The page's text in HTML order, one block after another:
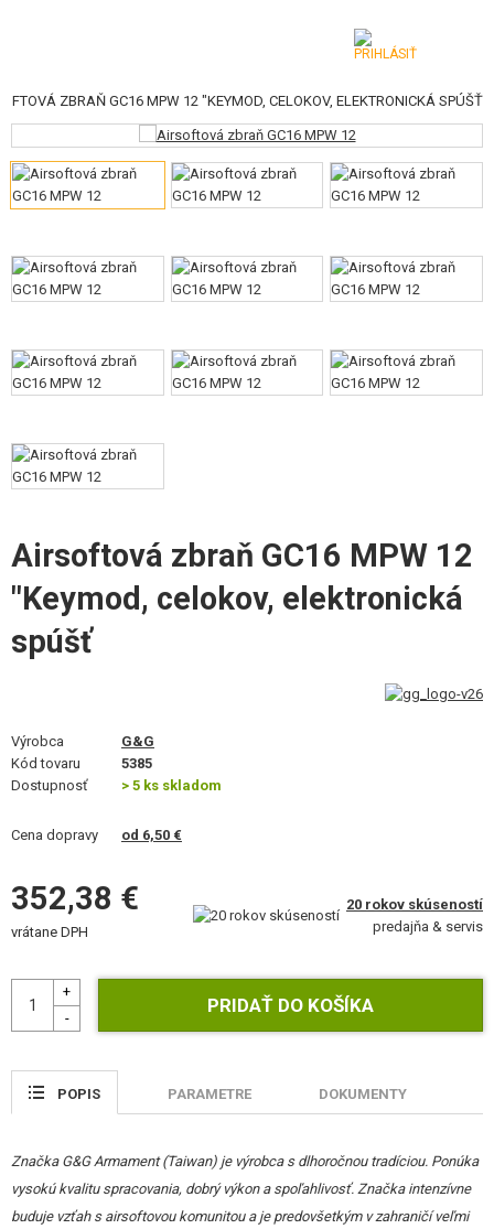
KATEGÓRIE
AIRSOFTOVÉ ZBRANE
VZDUCHOVÉ ZBRANE, PRAKY
GRANÁTOMETY, GRANÁTY
GULIČKY, PLYN
AKUMULÁTORY, NABÍJAČKY
OKULIARE, MASKY
MASKOVANIE, FARBY, PÁSKY
VYSIELAČKY, HEADSETY, KAMERY
DOPLNKY K ZBRANIAM, POPRUHY
SERVIS A ÚDRŽBA ZBRANÍ
OUTDOOR A BUSHCRAFT
STAVEBNICE, MODELY
POŠKODENÝ, POUŽITÝ TOVAR
NOVÝ TOVAR
ZĽAVY, AKCIE
ZBRAŇ GC16 MPW 12 "KEYMOD, CELOKOV, ELEKTRONICKÁ SPÚŠŤ
Airsoftová zbraň GC16 MPW 12
"Keymod, celokov, elektronická
spúšť
Výrobca
G&G
Kód tovaru
5385
Dostupnosť
> 5 ks skladom
Cena dopravy od 6,50 €
352,38 €
vrátane DPH
20 rokov skúseností
predajňa & servis
POPIS PARAMETRE DOKUMENTY
Značka G&G Armament (Taiwan) je výrobca s dlhoročnou tradíciou. Ponúka
vysokú kvalitu spracovania, dobrý výkon a spoľahlivosť. Značka intenzívne
buduje vzťah s airsoftovou komunitou a je predovšetkým v zahraničí veľmi